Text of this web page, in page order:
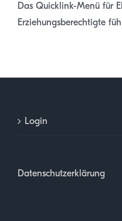
Das Quicklink-Menü für
Erziehungsberechtigte
Login
Datenschutzerklärung